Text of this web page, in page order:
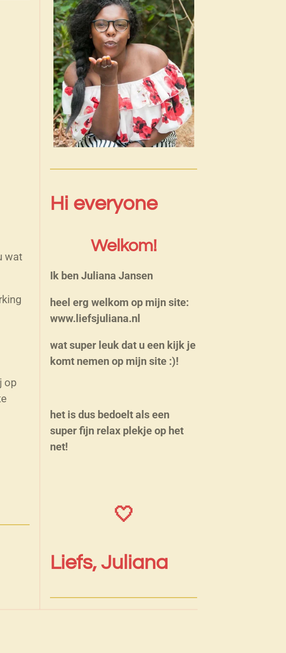
wat
op
Hi everyone
Welkom!
Ik ben Juliana Jansen
heel erg welkom op mijn site:
www.liefsjuliana.nl
wat super leuk dat u een kijk je
komt nemen op mijn site :)!
het is dus bedoelt als een
super fijn relax plekje op het
net!
🤍
Liefs, Juliana